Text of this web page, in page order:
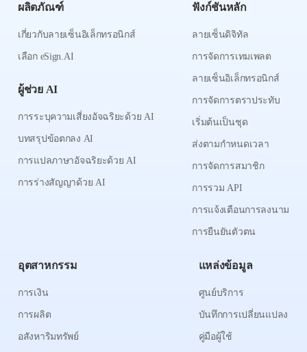
ผลิตภัณฑ์
เกี่ยวกับลายเซ็นอิเล็กทรอนิกส์
เลือก eSign.AI
ผู้ช่วย AI
การระบุความเสี่ยงอัจฉริยะด้วย AI
บทสรุปข้อตกลง AI
การแปลภาษาอัจฉริยะด้วย AI
การร่างสัญญาด้วย AI
ฟังก์ชันหลัก
ลายเซ็นดิจิทัล
การจัดการเทมเพลต
ลายเซ็นอิเล็กทรอนิกส์
การจัดการตราประทับ
เริ่มต้นเป็นชุด
ส่งตามกำหนดเวลา
การจัดการสมาชิก
การรวม API
การแจ้งเตือนการลงนาม
การยืนยันตัวตน
อุตสาหกรรม
การเงิน
การผลิต
อสังหาริมทรัพย์
แหล่งข้อมูล
ศูนย์บริการ
บันทึกการเปลี่ยนแปลง
คู่มือผู้ใช้